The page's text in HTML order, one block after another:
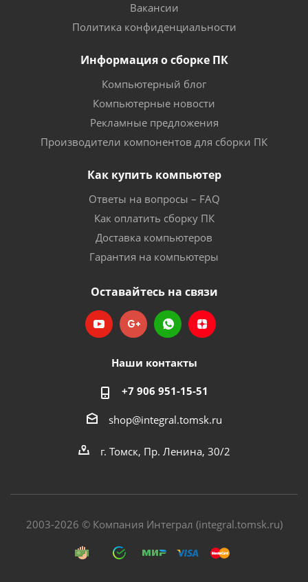
Вакансии
Политика конфиденциальности
Информация о сборке ПК
Компьютерный блог
Компьютерные новости
Рекламные предложения
Производители компонентов для сборки ПК
Как купить компьютер
Ответы на вопросы – FAQ
Как оплатить сборку ПК
Доставка компьютеров
Гарантия на компьютеры
Оставайтесь на связи
Наши контакты
+7 906 951-15-51
shop@integral.tomsk.ru
г. Томск, Пр. Ленина, 30/2
2003-2026 © Компания Интеграл (integral.tomsk.ru)